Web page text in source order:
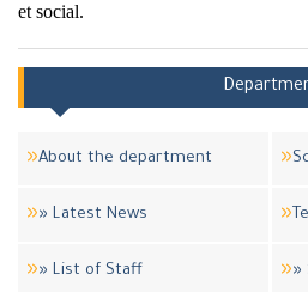
et social.
About the department
» Latest News
» List of Staff »